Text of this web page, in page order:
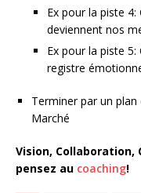
Ex pour la piste
deviennent nos
Ex pour la piste
registre
Terminer par un
Marché
Vision, Collaboration,
pensez au coaching!